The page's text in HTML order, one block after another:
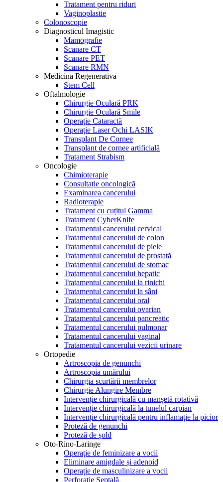
Tratament pentru riduri
Vaginoplastie
Colonoscopie
Diagnosticul Imagistic
Mamografie
Scanare CT
Scanare PET
Scanare RMN
Medicina Regenerativa
Stem Cell
Oftalmologie
Chirurgie Oculară PRK
Chirurgie Oculară Smile
Operație Cataractă
Operație Laser Ochi LASIK
Transplant De Cornee
Transplant de cornee artificială
Tratament Strabism
Oncologie
Chimioterapie
Consultație oncologică
Examinarea cancerului
Radioterapie
Tratament cu cuțitul Gamma
Tratament CyberKnife
Tratamentul cancerului cervical
Tratamentul cancerului de colon
Tratamentul cancerului de piele
Tratamentul cancerului de prostată
Tratamentul cancerului de stomac
Tratamentul cancerului hepatic
Tratamentul cancerului la rinichi
Tratamentul cancerului la sâni
Tratamentul cancerului oral
Tratamentul cancerului ovarian
Tratamentul cancerului pancreatic
Tratamentul cancerului pulmonar
Tratamentul cancerului vaginal
Tratamentul cancerului vezicii urinare
Ortopedie
Artroscopia de genunchi
Artroscopia umărului
Chirurgia scurtării membrelor
Chirurgie Alungire Membre
Intervenție chirurgicală cu manșetă rotativă
Intervenție chirurgicală la tunelul carpian
Intervenție chirurgicală pentru inflamație la picior
Proteză de genunchi
Proteză de șold
Oto-Rino-Laringe
Operație de feminizare a vocii
Eliminare amigdale și adenoid
Operație de masculinizare a vocii
Perforație Septală